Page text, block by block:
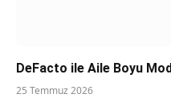
DeFacto ile Aile Boyu
25 Temmuz 2026